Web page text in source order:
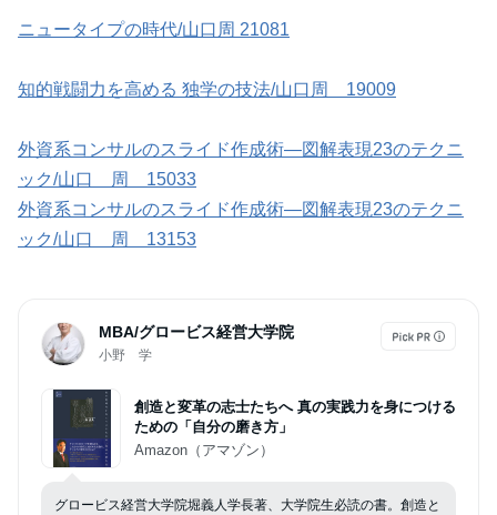
ニュータイプの時代/山口周 21081
知的戦闘力を高める 独学の技法/山口周 19009
外資系コンサルのスライド作成術―図解表現23のテクニ
ック/山口 周 15033
外資系コンサルのスライド作成術―図解表現23のテクニ
ック/山口 周 13153
MBA/グロービス経営大学院
小野 学
創造と変革の志士たちへ 真の実践力を身につける
ための「自分の磨き方」
Amazon（アマゾン）
グロービス経営大学院堀義人学長著、大学院生必読の書。創造と